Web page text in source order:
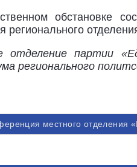
обстановке
регионального
отделение партии
регионального
местного отделения